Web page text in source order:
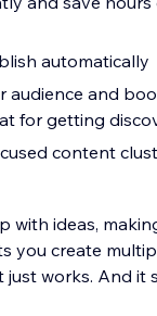
automatically
and
for getting
content
with ideas,
you create
works. And it